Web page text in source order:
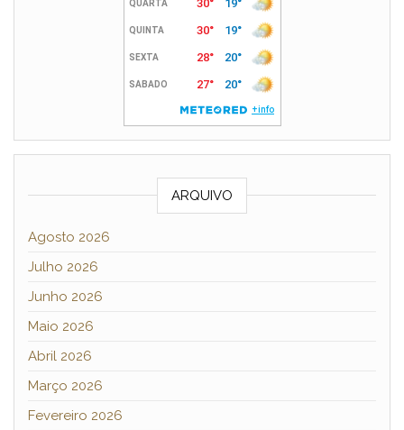
ARQUIVO
Agosto 2026
Julho 2026
Junho 2026
Maio 2026
Abril 2026
Março 2026
Fevereiro 2026